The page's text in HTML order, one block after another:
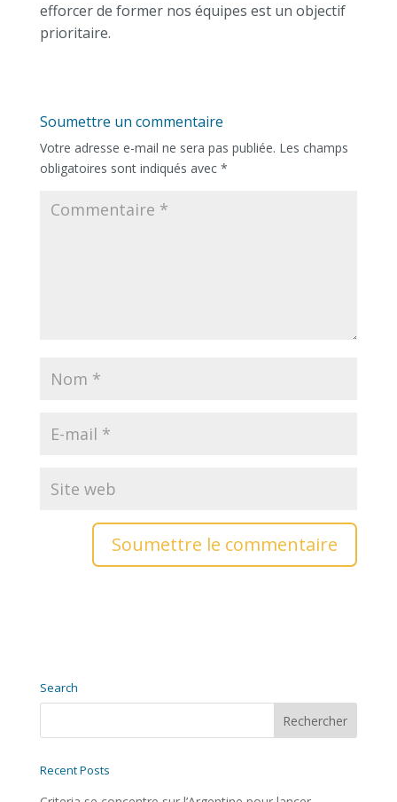
efforcer de former nos équipes est un objectif
prioritaire.
Soumettre un commentaire
Votre adresse e-mail ne sera pas publiée. Les champs
obligatoires sont indiqués avec *
Soumettre le commentaire
Search
Recent Posts